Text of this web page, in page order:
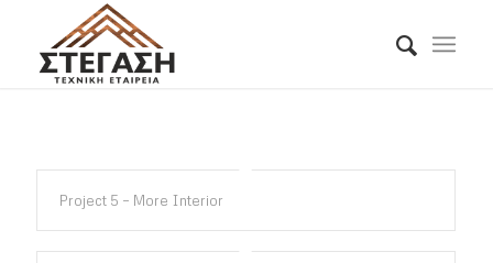
Project 5 – More Interior